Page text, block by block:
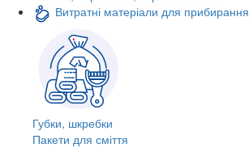
Витратні матеріали для прибирання
Губки, шкребки
Пакети для сміття